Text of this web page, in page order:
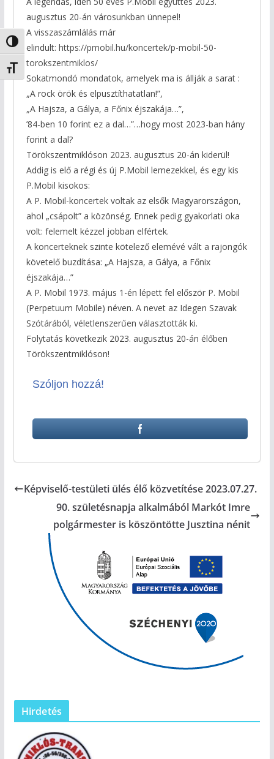
Nagy kontraszt váltása
Betűméret váltása
augusztus 20-án városunkban ünnepel!
A visszaszámlálás már
elindult: https://pmobil.hu/koncertek/p-mobil-50-
torokszentmiklos/
Sokatmondó mondatok, amelyek ma is állják a sarat :
„A rock örök és elpusztíthatatlan!”,
„A Hajsza, a Gálya, a Főnix éjszakája…”,
’84-ben 10 forint ez a dal…”…hogy most 2023-ban hány
forint a dal?
Törökszentmiklóson 2023. augusztus 20-án kiderül!
Addig is elő a régi és új P.Mobil lemezekkel, és egy kis
P.Mobil kisokos:
A P. Mobil-koncertek voltak az elsők Magyarországon,
ahol „csápolt” a közönség. Ennek pedig gyakorlati oka
volt: felemelt kézzel jobban elfértek.
A koncerteknek szinte kötelező elemévé vált a rajongók
követelő buzdítása: „A Hajsza, a Gálya, a Főnix
éjszakája…”
A P. Mobil 1973. május 1-én lépett fel először P. Mobil
(Perpetuum Mobile) néven. A nevet az Idegen Szavak
Szótárából, véletlenszerűen választották ki.
Folytatás következik 2023. augusztus 20-án élőben
Törökszentmiklóson!
Szóljon hozzá!
Képviselő-testületi ülés élő közvetítése 2023.07.27.
90. születésnapja alkalmából Markót Imre
polgármester is köszöntötte Jusztina nénit
Hirdetés